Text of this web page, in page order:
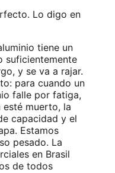
Lo digo en
tiene un
suficientemente
y se va a rajar.
para cuando un
falle por fatiga,
muerto, la
capacidad y el
Estamos
pesado. La
en Brasil
de todos